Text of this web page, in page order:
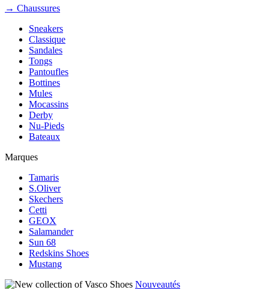
→ Chaussures
Sneakers
Classique
Sandales
Tongs
Pantoufles
Bottines
Mules
Mocassins
Derby
Nu-Pieds
Bateaux
Marques
Tamaris
S.Oliver
Skechers
Cetti
GEOX
Salamander
Sun 68
Redskins Shoes
Mustang
Nouveautés